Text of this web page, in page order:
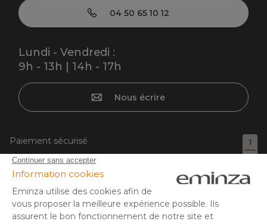
1
04 50 65 10 12
Lundi - Vendredi :
9h - 13h | 14h - 17h
Nous écrire
Paiement sécurisé
Carte bancaire, PayPal, virement bancaire, 3x ou 4x par CB
à partir de 50EUR, Google/Apple Pay.